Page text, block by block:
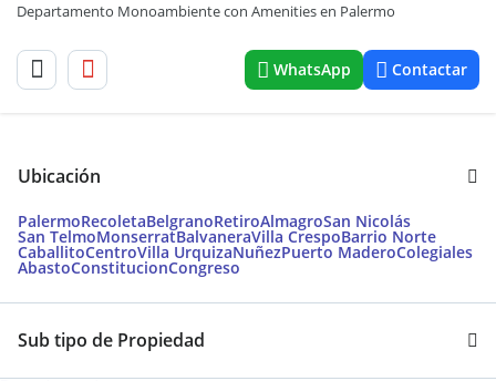
Departamento Monoambiente con Amenities en Palermo
WhatsApp Contactar
Ubicación
PalermoRecoletaBelgranoRetiroAlmagroSan Nicolás
San TelmoMonserratBalvaneraVilla CrespoBarrio Norte
CaballitoCentroVilla UrquizaNuñezPuerto MaderoColegiales
AbastoConstitucionCongreso
Sub tipo de Propiedad